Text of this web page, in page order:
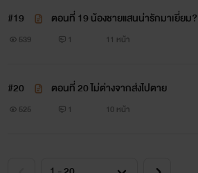
#19 ตอนที่ 19 น้องชายแสนน่ารักมาเยี่ยม?
539 1 11 หน้า
#20 ตอนที่ 20 ไม่ต่างจากส่งไปตาย
525 1 10 หน้า